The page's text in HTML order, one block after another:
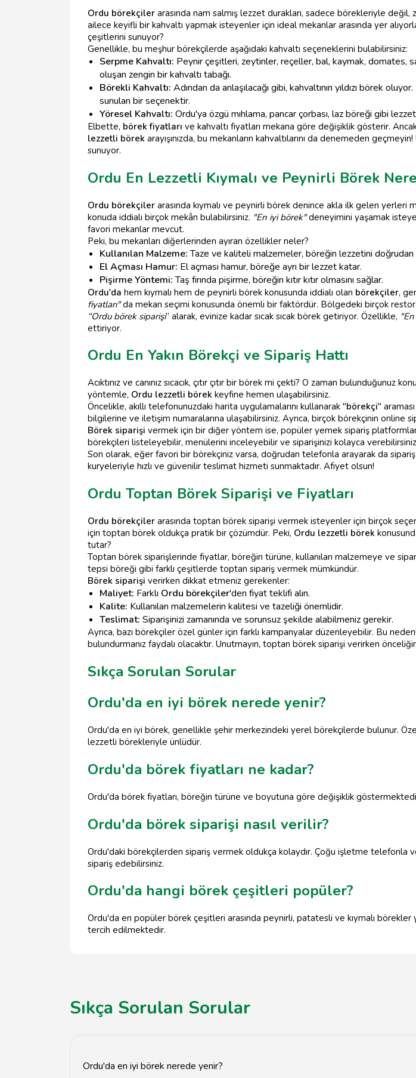
Ordu börekçiler arasında nam salmış lezzet durakları, sadece börekleriyle
ailece keyifli bir kahvaltı yapmak isteyenler için ideal mekanlar arasında yer
çeşitlerini sunuyor?
Genellikle, bu meşhur börekçilerde aşağıdaki kahvaltı seçeneklerini bulabilirsiniz:
Serpme Kahvaltı: Peynir çeşitleri, zeytinler, reçeller, bal, kaymak, domates,
oluşan zengin bir kahvaltı tabağı.
Börekli Kahvaltı: Adından da anlaşılacağı gibi, kahvaltının yıldızı börek
sunulan bir seçenektir.
Yöresel Kahvaltı: Ordu'ya özgü mıhlama, pancar çorbası, laz böreği gibi
Elbette, börek fiyatları ve kahvaltı fiyatları mekana göre değişiklik gösterir.
lezzetli börek arayışınızda, bu mekanların kahvaltılarını da denemeden geçmeyin!
sunuyor.
Ordu En Lezzetli Kıymalı ve Peynirli Börek
Ordu börekçiler arasında kıymalı ve peynirli börek denince akla ilk gelen
konuda iddialı birçok mekân bulabilirsiniz. "En iyi börek"deneyimini yaşamak
favori mekanlar mevcut.
Peki, bu mekanları diğerlerinden ayıran özellikler neler?
Kullanılan Malzeme:Taze ve kaliteli malzemeler, böreğin lezzetini
El Açması Hamur: El açması hamur, böreğe ayrı bir lezzet katar.
Pişirme Yöntemi:Taş fırında pişirme, böreğin kıtır kıtır olmasını sağlar.
Ordu'da hem kıymalı hem de peynirli börek konusunda iddialı olan börekçiler,
fiyatları"da mekan seçimi konusunda önemli bir faktördür. Bölgedeki birçok
“Ordu börek siparişi” alarak, evinize kadar sıcak sıcak börek getiriyor. Özellikle,
ettiriyor.
Ordu En Yakın Börekçi ve Sipariş Hattı
Acıktınız ve canınız sıcacık, çıtır çıtır bir börek mi çekti? O zaman bulunduğunuz
yöntemle, Ordu lezzetli börek keyfine hemen ulaşabilirsiniz.
Öncelikle, akıllı telefonunuzdaki harita uygulamalarını kullanarak "börekçi"
bilgilerine ve iletişim numaralarına ulaşabilirsiniz. Ayrıca, birçok börekçinin online
Börek siparişi vermek için bir diğer yöntem ise, popüler yemek sipariş
börekçileri listeleyebilir, menülerini inceleyebilir ve siparişinizi kolayca
Son olarak, eğer favori bir börekçiniz varsa, doğrudan telefonla arayarak da
kuryeleriyle hızlı ve güvenilir teslimat hizmeti sunmaktadır. Afiyet olsun!
Ordu Toptan Börek Siparişi ve Fiyatları
Ordu börekçiler arasında toptan börek siparişi vermek isteyenler için birçok
için toptan börek oldukça pratik bir çözümdür. Peki, Ordu lezzetli börek
tutar?
Toptan börek siparişlerinde fiyatlar, böreğin türüne, kullanılan malzemeye ve
tepsi böreği gibi farklı çeşitlerde toptan sipariş vermek mümkündür.
Börek siparişi verirken dikkat etmeniz gerekenler:
Maliyet: Farklı Ordu börekçiler'den fiyat teklifi alın.
Kalite: Kullanılan malzemelerin kalitesi ve tazeliği önemlidir.
Teslimat: Siparişinizi zamanında ve sorunsuz şekilde alabilmeniz gerekir.
Ayrıca, bazı börekçiler özel günler için farklı kampanyalar düzenleyebilir. Bu
bulundurmanız faydalı olacaktır. Unutmayın, toptan börek siparişi verirken
Sıkça Sorulan Sorular
Ordu'da en iyi börek nerede yenir?
Ordu'da en iyi börek, genellikle şehir merkezindeki yerel börekçilerde bulunur.
lezzetli börekleriyle ünlüdür.
Ordu'da börek fiyatları ne kadar?
Ordu'da börek fiyatları, böreğin türüne ve boyutuna göre değişiklik
Ordu'da börek siparişi nasıl verilir?
Ordu'daki börekçilerden sipariş vermek oldukça kolaydır. Çoğu işletme telefonla
sipariş edebilirsiniz.
Ordu'da hangi börek çeşitleri popüler?
Ordu'da en popüler börek çeşitleri arasında peynirli, patatesli ve kıymalı börekler
tercih edilmektedir.
Sıkça Sorulan Sorular
Ordu'da en iyi börek nerede yenir?